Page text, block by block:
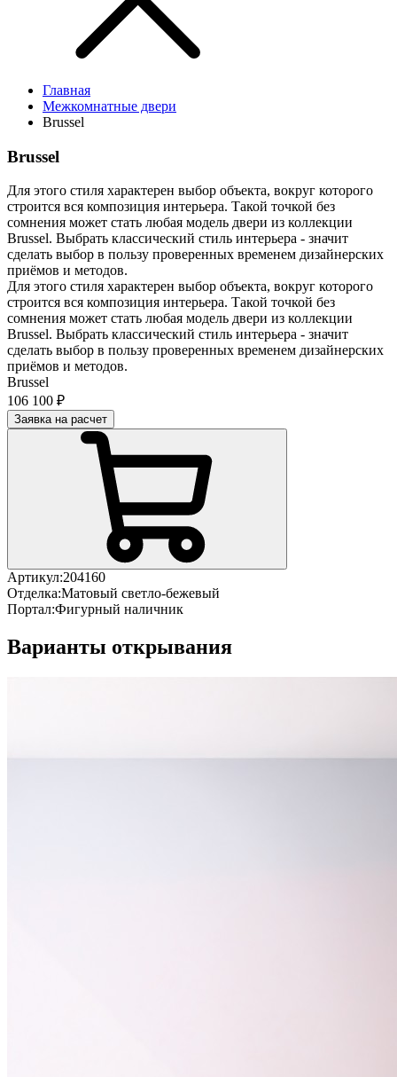
Главная
Межкомнатные двери
Brussel
Brussel
Для этого стиля характерен выбор объекта, вокруг которого
строится вся композиция интерьера. Такой точкой без
сомнения может стать любая модель двери из коллекции
Brussel. Выбрать классический стиль интерьера - значит
сделать выбор в пользу проверенных временем дизайнерских
приёмов и методов.
Для этого стиля характерен выбор объекта, вокруг которого
строится вся композиция интерьера. Такой точкой без
сомнения может стать любая модель двери из коллекции
Brussel. Выбрать классический стиль интерьера - значит
сделать выбор в пользу проверенных временем дизайнерских
приёмов и методов.
Brussel
106 100 ₽
Заявка на расчет
Артикул:204160
Отделка:Матовый светло-бежевый
Портал:Фигурный наличник
Варианты открывания